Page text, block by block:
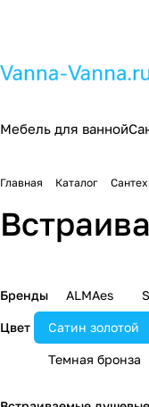
Мебель для ванной
Главная Каталог
Бренды ALMAes
Цвет Сатин золотой
Темная бронза